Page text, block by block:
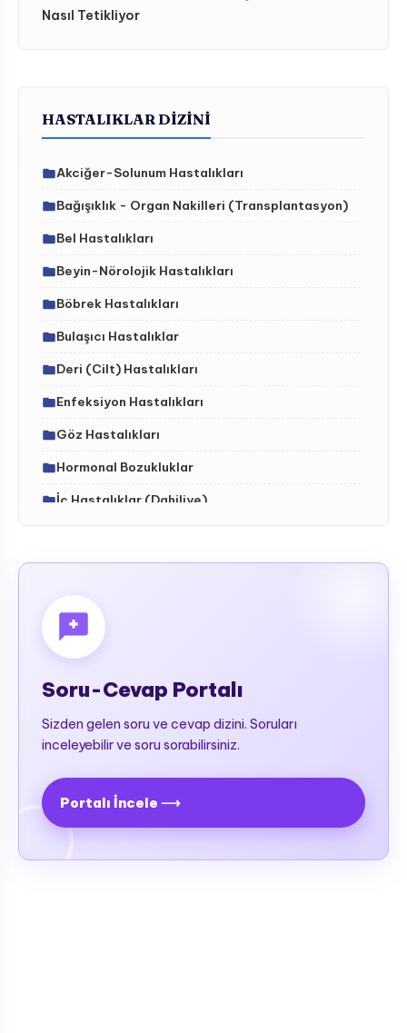
Nasıl Tetikliyor
HASTALIKLAR DIZINI
Akciğer-Solunum Hastalıkları
Bağışıklık - Organ Nakilleri (Transplantasyon)
Bel Hastalıkları
Beyin-Nörolojik Hastalıkları
Böbrek Hastalıkları
Bulaşıcı Hastalıklar
Deri (Cilt) Hastalıkları
Enfeksiyon Hastalıkları
Göz Hastalıkları
Hormonal Bozukluklar
İç Hastalıklar (Dahiliye)
İskelet - Kas Sistemi ve Hastalıkları (ortopedi)
Kalıtsal (Genetik) Hastalıklar
Kalp-Damar Hastalıkları
Kan Hastalıkları (Hematoloji)
Karaciğer Hastalıkları
Kemik-Ortopedik Hastalıkları
Meme ve Hastalıkları
Romatolojik Hastalıklar
Ruhsal - Sinir Hastalıkları
Soru-Cevap Portalı
Sizden gelen soru ve cevap dizini. Soruları
inceleyebilir ve soru sorabilirsiniz.
Portalı İncele ⟶